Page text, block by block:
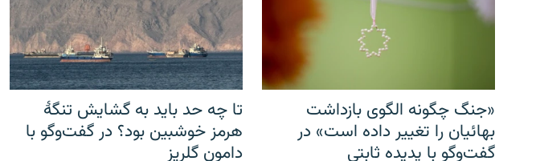
«جنگ چگونه الگوی بازداشت
بهائیان را تغییر داده است» در
گفت‌وگو با پدیده ثابتی
تا چه حد باید به گشایش تنگهٔ
هرمز خوشبین بود؟ در گفت‌وگو با
دامون گلریز